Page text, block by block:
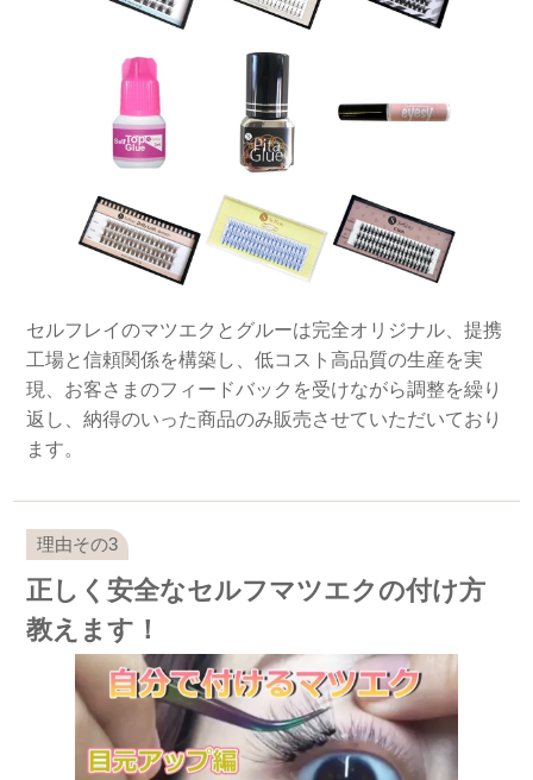
セルフレイのマツエクとグルーは完全オリジナル、提携
工場と信頼関係を構築し、低コスト高品質の生産を実
現、お客さまのフィードバックを受けながら調整を繰り
返し、納得のいった商品のみ販売させていただいており
ます。
正しく安全なセルフマツエクの付け方
教えます！